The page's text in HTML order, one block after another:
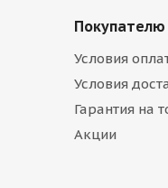
Покупателю
Условия
Условия
Гарантия на
Акции